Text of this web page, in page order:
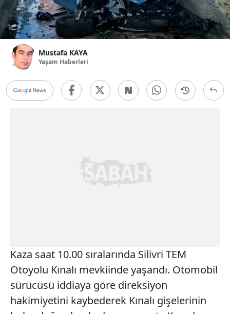
Mustafa KAYA
Yaşam Haberleri
Kaza saat 10.00 sıralarında Silivri TEM
Otoyolu Kınalı mevkiinde yaşandı. Otomobil
sürücüsü iddiaya göre direksiyon
hakimiyetini kaybederek Kınalı gişelerinin